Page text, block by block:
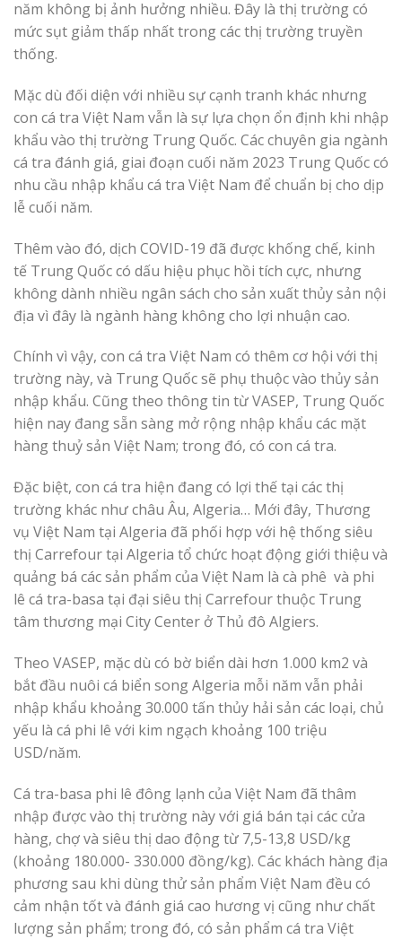
năm không bị ảnh hưởng nhiều. Đây là thị trường có
mức sụt giảm thấp nhất trong các thị trường truyền
thống.
Mặc dù đối diện với nhiều sự cạnh tranh khác nhưng
con cá tra Việt Nam vẫn là sự lựa chọn ổn định khi nhập
khẩu vào thị trường Trung Quốc. Các chuyên gia ngành
cá tra đánh giá, giai đoạn cuối năm 2023 Trung Quốc có
nhu cầu nhập khẩu cá tra Việt Nam để chuẩn bị cho dịp
lễ cuối năm.
Thêm vào đó, dịch COVID-19 đã được khống chế, kinh
tế Trung Quốc có dấu hiệu phục hồi tích cực, nhưng
không dành nhiều ngân sách cho sản xuất thủy sản nội
địa vì đây là ngành hàng không cho lợi nhuận cao.
Chính vì vậy, con cá tra Việt Nam có thêm cơ hội với thị
trường này, và Trung Quốc sẽ phụ thuộc vào thủy sản
nhập khẩu. Cũng theo thông tin từ VASEP, Trung Quốc
hiện nay đang sẵn sàng mở rộng nhập khẩu các mặt
hàng thuỷ sản Việt Nam; trong đó, có con cá tra.
Đặc biệt, con cá tra hiện đang có lợi thế tại các thị
trường khác như châu Âu, Algeria… Mới đây, Thương
vụ Việt Nam tại Algeria đã phối hợp với hệ thống siêu
thị Carrefour tại Algeria tổ chức hoạt động giới thiệu và
quảng bá các sản phẩm của Việt Nam là cà phê và phi
lê cá tra-basa tại đại siêu thị Carrefour thuộc Trung
tâm thương mại City Center ở Thủ đô Algiers.
Theo VASEP, mặc dù có bờ biển dài hơn 1.000 km2 và
bắt đầu nuôi cá biển song Algeria mỗi năm vẫn phải
nhập khẩu khoảng 30.000 tấn thủy hải sản các loại, chủ
yếu là cá phi lê với kim ngạch khoảng 100 triệu
USD/năm.
Cá tra-basa phi lê đông lạnh của Việt Nam đã thâm
nhập được vào thị trường này với giá bán tại các cửa
hàng, chợ và siêu thị dao động từ 7,5-13,8 USD/kg
(khoảng 180.000- 330.000 đồng/kg). Các khách hàng địa
phương sau khi dùng thử sản phẩm Việt Nam đều có
cảm nhận tốt và đánh giá cao hương vị cũng như chất
lượng sản phẩm; trong đó, có sản phẩm cá tra Việt